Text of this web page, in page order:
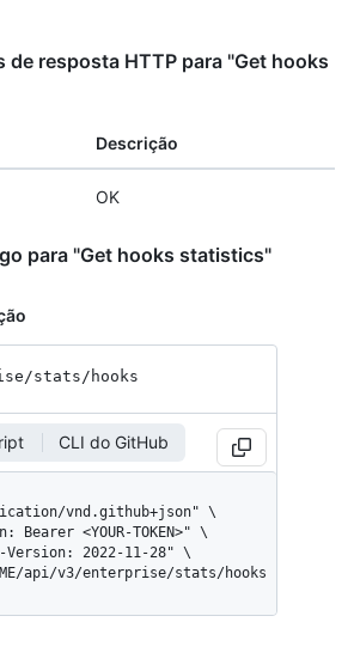
de resposta HTTP para "Get hooks
Descrição
OK
para "Get hooks statistics"
stats/hooks
CLI do GitHub
api/v3/enterprise/stats/hooks